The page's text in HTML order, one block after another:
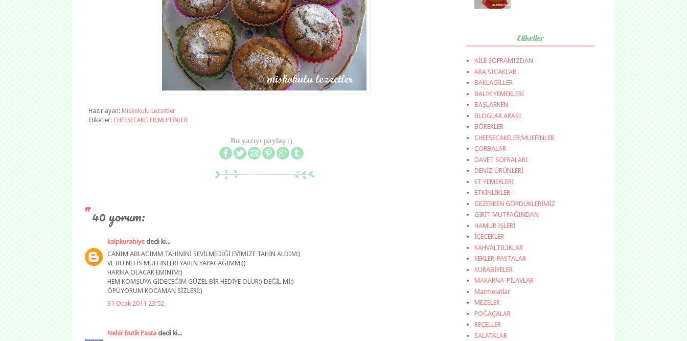
Hazırlayan: Miskokulu Lezzetler
Etiketler: CHEESECAKELER;MUFFİNLER
Bu yazıyı paylaş :)
40 yorum:
kalpkurabiye dedi ki...
CANIM ABLACIMM TAHİNİNİ SEVİLMEDİĞİ EVİMİZE TAHİN ALDIM:)
VE BU NEFİS MUFFİNLERİ YARIN YAPACAĞIMM:))
HARİKA OLACAK EMİNİM:)
HEM KOMŞUYA GİDECEĞİM GÜZEL BİR HEDİYE OLUR:) DEĞİL Mİ:)
ÖPÜYORUM KOCAMAN SİZLERİ:)
31 Ocak 2011 23:52
Nehir Butik Pasta dedi ki...
Etiketler
AİLE SOFRAMIZDAN
ARA SICAKLAR
BAKLAGİLLER
BALIK YEMEKLERİ
BAŞLARKEN
BLOGLAR ARASI
BÖREKLER
CHEESECAKELER;MUFFİNLER
ÇORBALAR
DAVET SOFRALARI
DENİZ ÜRÜNLERİ
ET YEMEKLERİ
ETKİNLİKLER
GEZERKEN GÖRDÜKLERİMİZ
GİRİT MUTFAĞINDAN
HAMUR İŞLERİ
İÇECEKLER
KAHVALTILIKLAR
KEKLER-PASTALAR
KURABİYELER
MAKARNA-PİLAVLAR
Marmelatlar
MEZELER
POĞAÇALAR
REÇELLER
SALATALAR